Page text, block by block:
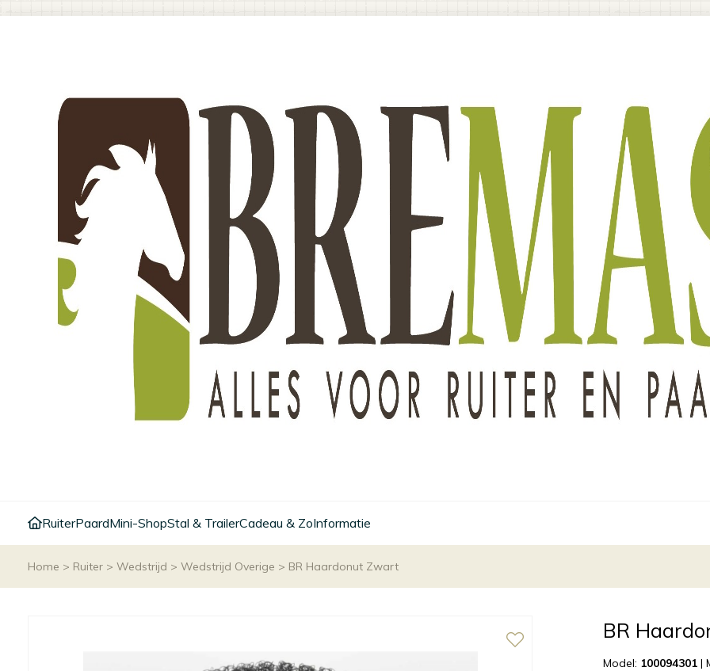
RuiterPaardMini-ShopStal & TrailerCadeau & ZoInformatie
Home > Ruiter > Wedstrijd > Wedstrijd Overige > BR Haardonut Zwart
BR
Model: 100094301 |